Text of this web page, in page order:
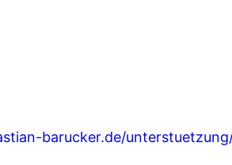
barucker.de/